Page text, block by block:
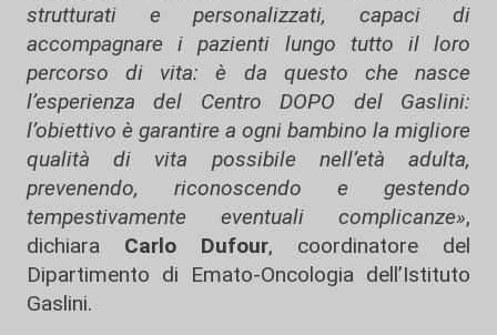
strutturati e personalizzati, capaci di
accompagnare i pazienti lungo tutto il loro
percorso di vita: è da questo che nasce
l’esperienza del Centro DOPO del Gaslini:
l’obiettivo è garantire a ogni bambino la migliore
qualità di vita possibile nell’età adulta,
prevenendo, riconoscendo e gestendo
tempestivamente eventuali complicanze»,
dichiara Carlo Dufour, coordinatore del
Dipartimento di Emato-Oncologia dell’Istituto
Gaslini.